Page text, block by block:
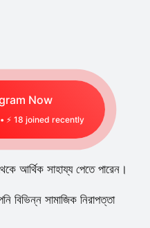
Now
⚡ 18 joined recently
আর্থিক সাহায্য পেতে পারেন।
বিভিন্ন সামাজিক নিরাপত্তা